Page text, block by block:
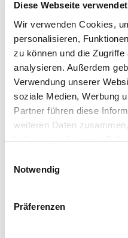
Diese Webseite
Wir verwenden Cookies,
personalisieren,
zu können und die
analysieren. Außerdem
Verwendung unserer
soziale Medien, Werbung
Partner führen diese
weiteren Daten
haben oder die sie im
Notwendig
Präferenzen
Platz zwei liegen die
sogar leicht zulegen.
Jahr davor, die
Energieklasse A. Sie
Marktanteil von 3%, was
Verkaufszahlen vom
in Zukunft auf dem
kleinere Rolle spielen.